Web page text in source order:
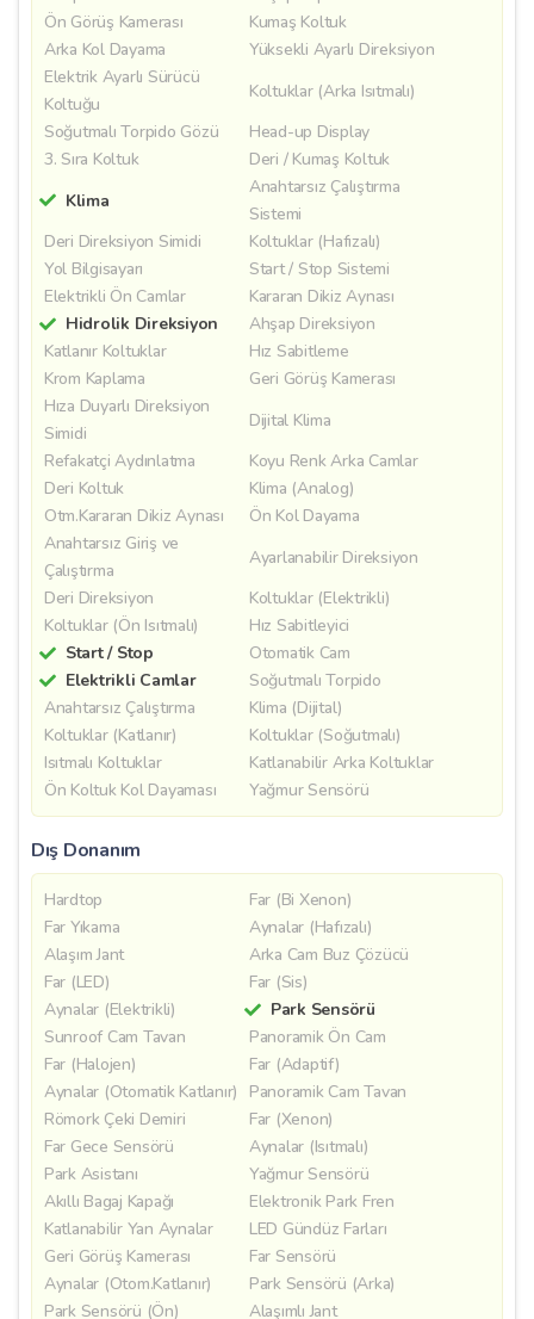
Ön Görüş Kamerası
Kumaş Koltuk
Arka Kol Dayama
Yüksekli Ayarlı Direksiyon
Elektrik Ayarlı Sürücü
Koltuğu
Koltuklar (Arka Isıtmalı)
Soğutmalı Torpido Gözü
Head-up Display
3. Sıra Koltuk
Deri / Kumaş Koltuk
Klima
Anahtarsız Çalıştırma
Sistemi
Deri Direksiyon Simidi
Koltuklar (Hafızalı)
Yol Bilgisayarı
Start / Stop Sistemi
Elektrikli Ön Camlar
Kararan Dikiz Aynası
Hidrolik Direksiyon
Ahşap Direksiyon
Katlanır Koltuklar
Hız Sabitleme
Krom Kaplama
Geri Görüş Kamerası
Hıza Duyarlı Direksiyon
Simidi
Dijital Klima
Refakatçi Aydınlatma
Koyu Renk Arka Camlar
Deri Koltuk
Klima (Analog)
Otm.Kararan Dikiz Aynası
Ön Kol Dayama
Anahtarsız Giriş ve
Çalıştırma
Ayarlanabilir Direksiyon
Deri Direksiyon
Koltuklar (Elektrikli)
Koltuklar (Ön Isıtmalı)
Hız Sabitleyici
Start / Stop
Otomatik Cam
Elektrikli Camlar
Soğutmalı Torpido
Anahtarsız Çalıştırma
Klima (Dijital)
Koltuklar (Katlanır)
Koltuklar (Soğutmalı)
Isıtmalı Koltuklar
Katlanabilir Arka Koltuklar
Ön Koltuk Kol Dayaması
Yağmur Sensörü
Dış Donanım
Hardtop
Far (Bi Xenon)
Far Yıkama
Aynalar (Hafızalı)
Alaşım Jant
Arka Cam Buz Çözücü
Far (LED)
Far (Sis)
Aynalar (Elektrikli)
Park Sensörü
Sunroof Cam Tavan
Panoramik Ön Cam
Far (Halojen)
Far (Adaptif)
Aynalar (Otomatik Katlanır)
Panoramik Cam Tavan
Römork Çeki Demiri
Far (Xenon)
Far Gece Sensörü
Aynalar (Isıtmalı)
Park Asistanı
Yağmur Sensörü
Akıllı Bagaj Kapağı
Elektronik Park Fren
Katlanabilir Yan Aynalar
LED Gündüz Farları
Geri Görüş Kamerası
Far Sensörü
Aynalar (Otom.Katlanır)
Park Sensörü (Arka)
Park Sensörü (Ön)
Alaşımlı Jant